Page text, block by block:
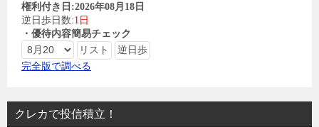
権利付き日:2026年08月18日
逆日歩日数:1日
・優待内容簡易チェック
完全版で調べる
クレカで投信積立！